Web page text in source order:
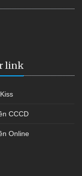
link
CCCD
Online